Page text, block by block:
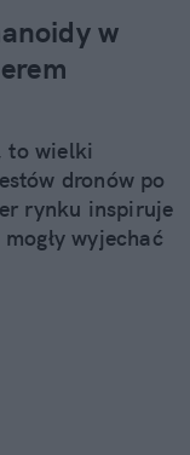
w
to wielki
dronów po
rynku inspiruje
wyjechać